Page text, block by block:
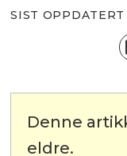
SIST OPPDATERT
Denne
eldre.